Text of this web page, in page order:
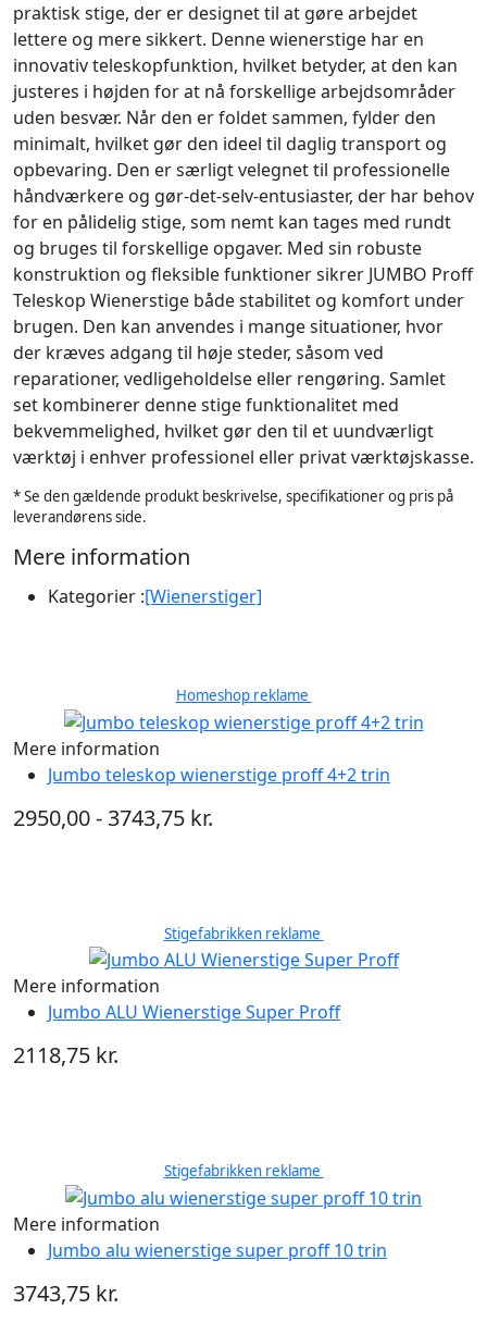
praktisk stige, der er designet til at gøre arbejdet
lettere og mere sikkert. Denne wienerstige har en
innovativ teleskopfunktion, hvilket betyder, at den kan
justeres i højden for at nå forskellige arbejdsområder
uden besvær. Når den er foldet sammen, fylder den
minimalt, hvilket gør den ideel til daglig transport og
opbevaring. Den er særligt velegnet til professionelle
håndværkere og gør-det-selv-entusiaster, der har behov
for en pålidelig stige, som nemt kan tages med rundt
og bruges til forskellige opgaver. Med sin robuste
konstruktion og fleksible funktioner sikrer JUMBO Proff
Teleskop Wienerstige både stabilitet og komfort under
brugen. Den kan anvendes i mange situationer, hvor
der kræves adgang til høje steder, såsom ved
reparationer, vedligeholdelse eller rengøring. Samlet
set kombinerer denne stige funktionalitet med
bekvemmelighed, hvilket gør den til et uundværligt
værktøj i enhver professionel eller privat værktøjskasse.
* Se den gældende produkt beskrivelse, specifikationer og pris på
leverandørens side.
Mere information
Kategorier :[Wienerstiger]
Homeshop reklame
Mere information
Jumbo teleskop wienerstige proff 4+2 trin
2950,00 - 3743,75 kr.
Stigefabrikken reklame
Mere information
Jumbo ALU Wienerstige Super Proff
2118,75 kr.
Stigefabrikken reklame
Mere information
Jumbo alu wienerstige super proff 10 trin
3743,75 kr.